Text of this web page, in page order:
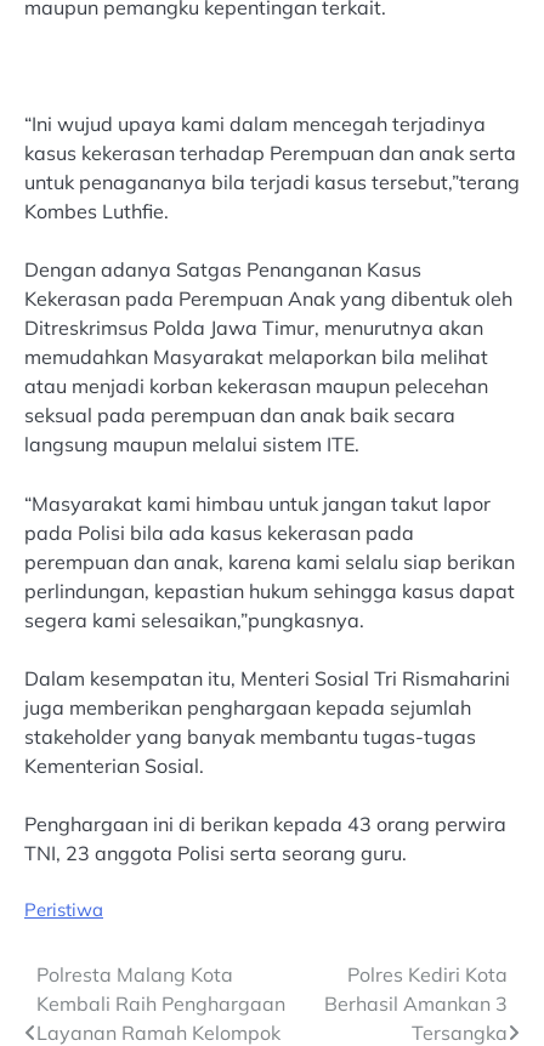
maupun pemangku kepentingan terkait.
“Ini wujud upaya kami dalam mencegah terjadinya
kasus kekerasan terhadap Perempuan dan anak serta
untuk penagananya bila terjadi kasus tersebut,”terang
Kombes Luthfie.
Dengan adanya Satgas Penanganan Kasus
Kekerasan pada Perempuan Anak yang dibentuk oleh
Ditreskrimsus Polda Jawa Timur, menurutnya akan
memudahkan Masyarakat melaporkan bila melihat
atau menjadi korban kekerasan maupun pelecehan
seksual pada perempuan dan anak baik secara
langsung maupun melalui sistem ITE.
“Masyarakat kami himbau untuk jangan takut lapor
pada Polisi bila ada kasus kekerasan pada
perempuan dan anak, karena kami selalu siap berikan
perlindungan, kepastian hukum sehingga kasus dapat
segera kami selesaikan,”pungkasnya.
Dalam kesempatan itu, Menteri Sosial Tri Rismaharini
juga memberikan penghargaan kepada sejumlah
stakeholder yang banyak membantu tugas-tugas
Kementerian Sosial.
Penghargaan ini di berikan kepada 43 orang perwira
TNI, 23 anggota Polisi serta seorang guru.
Peristiwa
Post
navigation
Polresta Malang Kota
Kembali Raih Penghargaan
Layanan Ramah Kelompok
Polres Kediri Kota
Berhasil Amankan 3
Tersangka